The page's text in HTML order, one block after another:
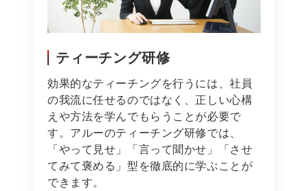
ティーチング研修
効果的なティーチングを行うには、社員
の我流に任せるのではなく、正しい心構
えや方法を学んでもらうことが必要で
す。アルーのティーチング研修では、
「やって見せ」「言って聞かせ」「させ
てみて褒める」型を徹底的に学ぶことが
できます。